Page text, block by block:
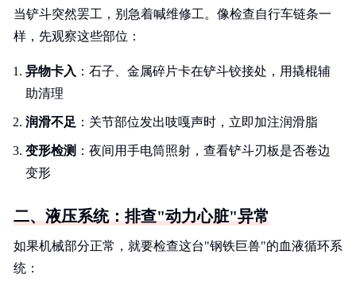
当铲斗突然罢工，别急着喊维修工。像检查自行车链条一
样，先观察这些部位：
异物卡入 ：石子、金属碎片卡在铲斗铰接处，用撬棍辅
助清理
润滑不足 ：关节部位发出吱嘎声时，立即加注润滑脂
变形检测 ：夜间用手电筒照射，查看铲斗刃板是否卷边
变形
二、液压系统：排查"动力心脏"异常
如果机械部分正常，就要检查这台"钢铁巨兽"的血液循环系
统：